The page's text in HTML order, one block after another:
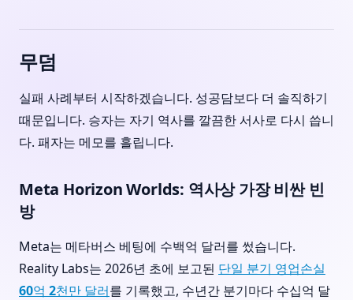
무덤
실패 사례부터 시작하겠습니다. 성공담보다 더 솔직하기
때문입니다. 승자는 자기 역사를 깔끔한 서사로 다시 씁니
다. 패자는 메모를 흘립니다.
Meta Horizon Worlds: 역사상 가장 비싼 빈
방
Meta는 메타버스 베팅에 수백억 달러를 썼습니다.
Reality Labs는 2026년 초에 보고된 단일 분기 영업손실
60억 2천만 달러를 기록했고, 수년간 분기마다 수십억 달